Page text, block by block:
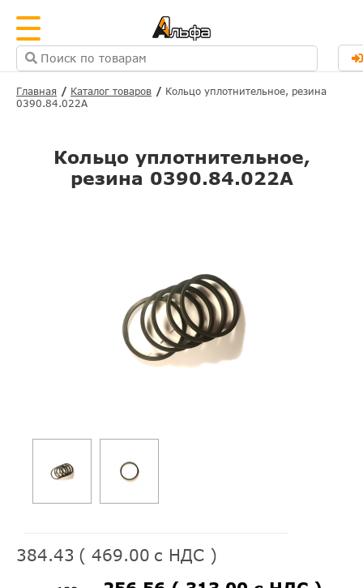
Главная Каталог товаров
Кольцо уплотнительное, резина
0390.84.022А
Кольцо уплотнительное,
резина 0390.84.022А
384.43 ( 469.00 с НДС )